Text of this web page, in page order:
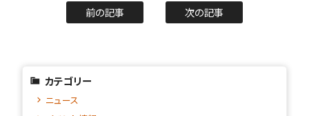
前の記事 次の記事
カテゴリー
ニュース